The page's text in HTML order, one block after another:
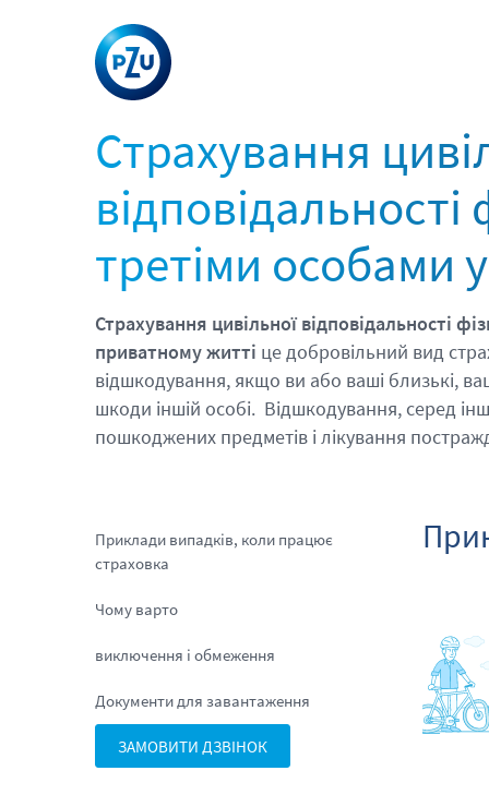
Страхування
третіми особами
Страхування цивільної відповідальності
приватному житті це добровільний вид
відшкодування, якщо ви або ваші близькі,
шкоди іншій особі. Відшкодування, серед
пошкоджених предметів і лікування
Приклади випадків, коли працює
страховка
Чому варто
виключення і обмеження
Документи для завантаження
ЗАМОВИТИ ДЗВІНОК